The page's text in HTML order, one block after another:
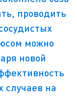
проводить
можно
новой
случаев на